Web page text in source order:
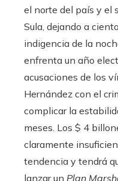
el norte del país y el
Sula, dejando a
indigencia de la
enfrenta un año
acusaciones de los
Hernández con el
complicar la
meses. Los $ 4
claramente
tendencia y tendrá
lanzar un Plan